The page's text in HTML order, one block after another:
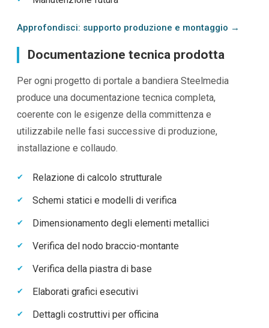
Approfondisci: supporto produzione e montaggio →
Documentazione tecnica prodotta
Per ogni progetto di portale a bandiera Steelmedia
produce una documentazione tecnica completa,
coerente con le esigenze della committenza e
utilizzabile nelle fasi successive di produzione,
installazione e collaudo.
Relazione di calcolo strutturale
Schemi statici e modelli di verifica
Dimensionamento degli elementi metallici
Verifica del nodo braccio-montante
Verifica della piastra di base
Elaborati grafici esecutivi
Dettagli costruttivi per officina